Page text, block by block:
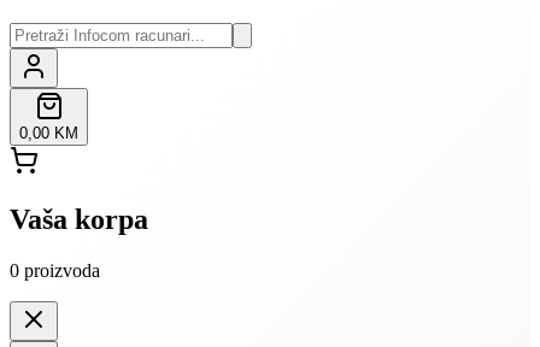
0,00 KM
Vaša korpa
0 proizvoda